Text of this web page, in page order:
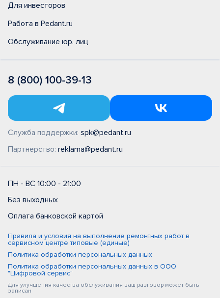
Для инвесторов
Работа в Pedant.ru
Обслуживание юр. лиц
8 (800) 100-39-13
Служба поддержки: spk@pedant.ru
Партнерство: reklama@pedant.ru
ПН - ВС 10:00 - 21:00
Без выходных
Оплата банковской картой
Правила и условия на выполнение ремонтных работ в
сервисном центре типовые (единые)
Политика обработки персональных данных
Политика обработки персональных данных в ООО
"Цифровой сервис"
Для улучшения качества обслуживания ваш разговор может быть
записан